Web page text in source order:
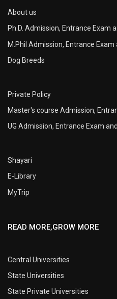
About us
Ph.D. Admission, Entrance Exam
M.Phil Admission, Entrance
Dog Breeds
Private Policy
Master's course Admission,
UG Admission, Entrance Exam
Shayari
E-Library
MyTrip
READ MORE,GROW MORE
Central Universities
State Universities
State Private Universities